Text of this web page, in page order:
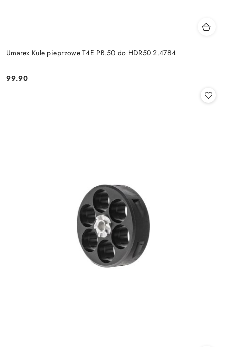
Umarex Kule pieprzowe T4E PB.50 do HDR50 2.4784
Cena:
99.90